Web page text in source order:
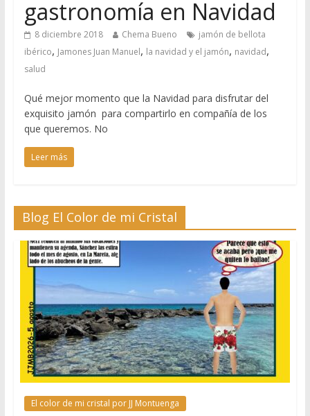
gastronomía en Navidad
8 diciembre 2018 Chema Bueno
jamón de bellota
ibérico, Jamones Juan Manuel, la navidad y el jamón, navidad,
salud
Qué mejor momento que la Navidad para disfrutar del
exquisito jamón para compartirlo en compañía de los
que queremos. No
Leer más
Blog El Color de mi Cristal
El color de mi cristal por JJ Montuenga